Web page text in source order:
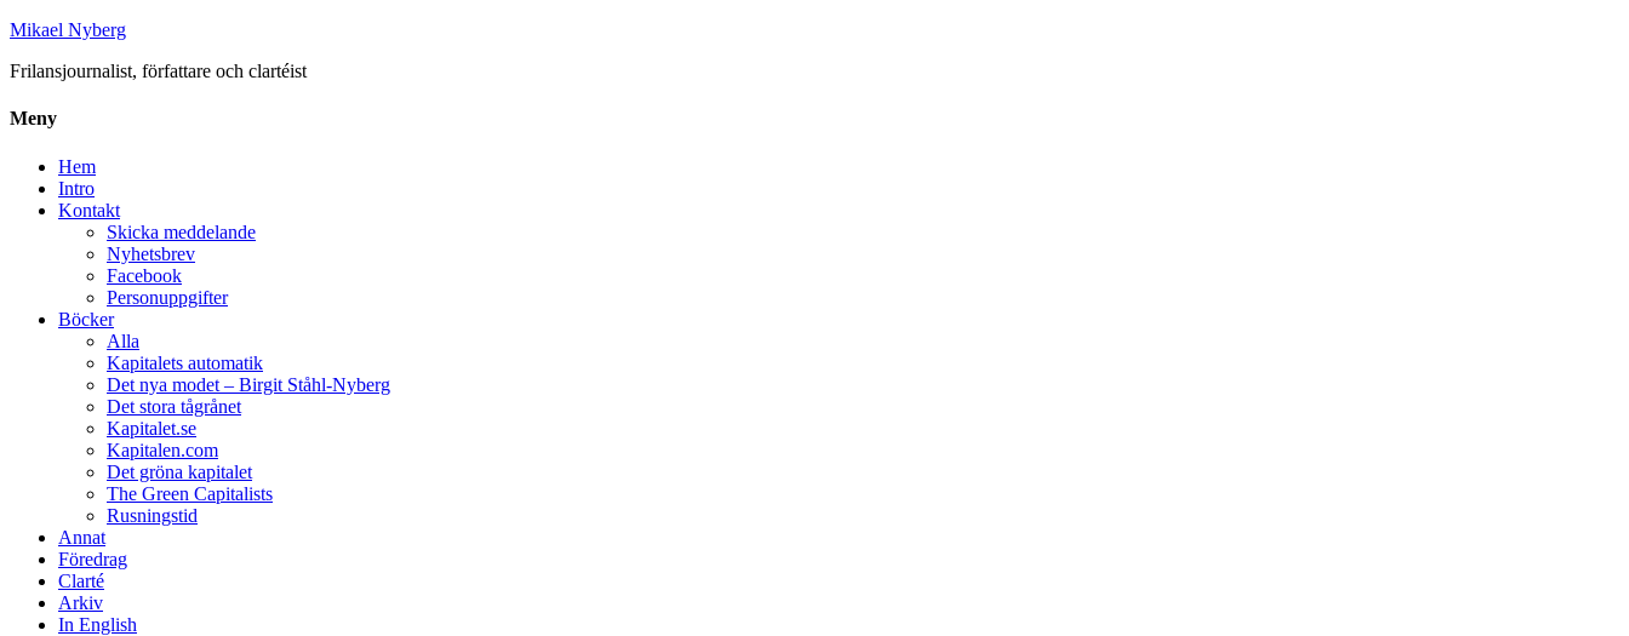
Mikael Nyberg
Frilansjournalist, författare och clartéist
Meny
Hem
Intro
Kontakt
Skicka meddelande
Nyhetsbrev
Facebook
Personuppgifter
Böcker
Alla
Kapitalets automatik
Det nya modet – Birgit Ståhl-Nyberg
Det stora tågrånet
Kapitalet.se
Kapitalen.com
Det gröna kapitalet
The Green Capitalists
Rusningstid
Annat
Föredrag
Clarté
Arkiv
In English